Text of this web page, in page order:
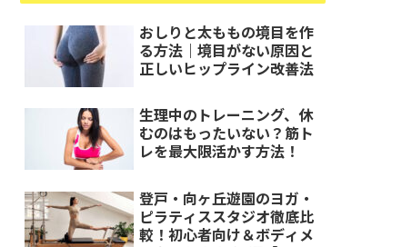
おしりと太ももの境目を作
る方法｜境目がない原因と
正しいヒップライン改善法
生理中のトレーニング、休
むのはもったいない？筋ト
レを最大限活かす方法！
登戸・向ヶ丘遊園のヨガ・
ピラティススタジオ徹底比
較！初心者向け＆ボディメ